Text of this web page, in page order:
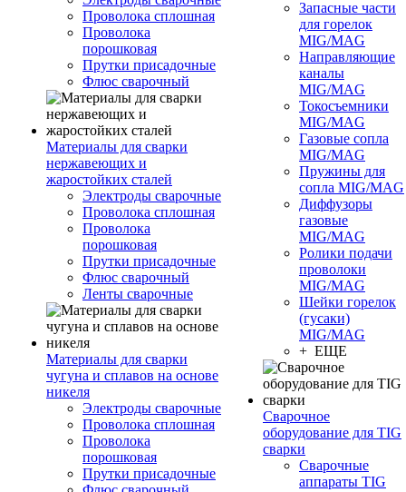
Проволока сплошная
Проволока
порошковая
Прутки присадочные
Флюс сварочный
Материалы для сварки
нержавеющих и
жаростойких сталей
Электроды сварочные
Проволока сплошная
Проволока
порошковая
Прутки присадочные
Флюс сварочный
Ленты сварочные
Материалы для сварки
чугуна и сплавов на основе
никеля
Электроды сварочные
Проволока сплошная
Проволока
порошковая
Прутки присадочные
Запасные части
для горелок
MIG/MAG
Направляющие
каналы
MIG/MAG
Токосъемники
MIG/MAG
Газовые сопла
MIG/MAG
Пружины для
сопла MIG/MAG
Диффузоры
газовые
MIG/MAG
Ролики подачи
проволоки
MIG/MAG
Шейки горелок
(гусаки)
MIG/MAG
+ ЕЩЕ
Сварочное
оборудование для TIG
сварки
Сварочные
аппараты TIG